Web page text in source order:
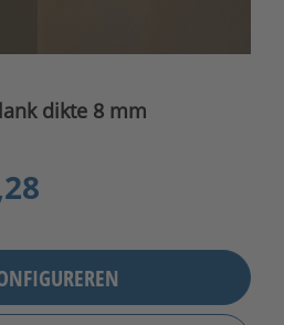
dikte 8 mm